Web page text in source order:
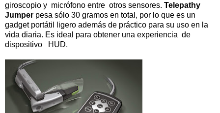
giroscopio y micrófono entre otros sensores. Telepathy
Jumper pesa sólo 30 gramos en total, por lo que es un
gadget portátil ligero además de práctico para su uso en la
vida diaria. Es ideal para obtener una experiencia de
dispositivo HUD.